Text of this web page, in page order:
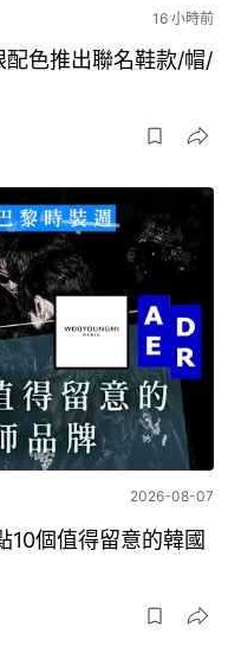
16 小時前
色推出聯名鞋款/帽/
2026-08-07
10個值得留意的韓國